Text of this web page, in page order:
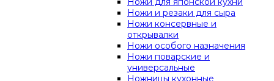
Ножи и резаки для сыра
Ножи консервные и
открывалки
Ножи особого назначения
Ножи поварские и
универсальные
Ножницы кухонные